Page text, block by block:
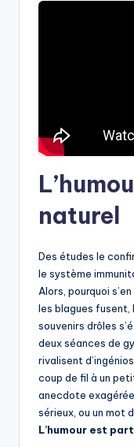
naturel
Des études le
le système
Alors, pourquoi
les blagues fusent,
souvenirs drôles
deux séances de
rivalisent
coup de fil à un
anecdote
sérieux, ou un mot
L’humour est